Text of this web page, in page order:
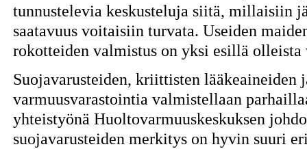
tunnustelevia keskusteluja siitä, millaisiin
saatavuus voitaisiin turvata. Useiden
rokotteiden valmistus on yksi esillä olleista
Suojavarusteiden, kriittisten lääkeaineiden
varmuusvarastointia valmistellaan
yhteistyönä Huoltovarmuuskeskuksen
suojavarusteiden merkitys on hyvin suuri